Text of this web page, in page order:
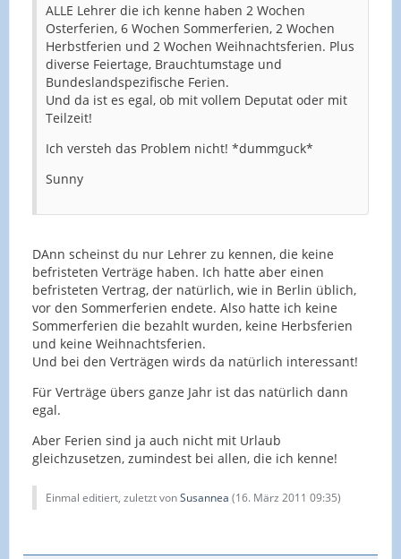
ALLE Lehrer die ich kenne haben 2 Wochen
Osterferien, 6 Wochen Sommerferien, 2 Wochen
Herbstferien und 2 Wochen Weihnachtsferien. Plus
diverse Feiertage, Brauchtumstage und
Bundeslandspezifische Ferien.
Und da ist es egal, ob mit vollem Deputat oder mit
Teilzeit!
Ich versteh das Problem nicht! *dummguck*
Sunny
DAnn scheinst du nur Lehrer zu kennen, die keine
befristeten Verträge haben. Ich hatte aber einen
befristeten Vertrag, der natürlich, wie in Berlin üblich,
vor den Sommerferien endete. Also hatte ich keine
Sommerferien die bezahlt wurden, keine Herbsferien
und keine Weihnachtsferien.
Und bei den Verträgen wirds da natürlich interessant!
Für Verträge übers ganze Jahr ist das natürlich dann
egal.
Aber Ferien sind ja auch nicht mit Urlaub
gleichzusetzen, zumindest bei allen, die ich kenne!
Einmal editiert, zuletzt vonSusannea (16. März 2011 09:35)